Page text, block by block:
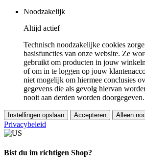
Noodzakelijk
Altijd actief
Technisch noodzakelijke cookies
basisfuncties van onze website. Ze
gebruikt om producten in jouw
of om in te loggen op jouw
niet mogelijk om hiermee conclusies
gegevens die als gevolg hiervan
nooit aan derden worden doorgegeven.
Instellingen opslaan Accepteren Alleen
Privacybeleid
Bist du im richtigen Shop?